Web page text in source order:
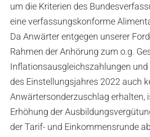
um die Kriterien des
eine verfassungskonforme
Da Anwärter entgegen unserer
Rahmen der Anhörung zum o.g.
Inflationsausgleichszahlungen
des Einstellungsjahres 2022 auch
Anwärtersonderzuschlag erhalten,
Erhöhung der
der Tarif- und Einkommensrunde